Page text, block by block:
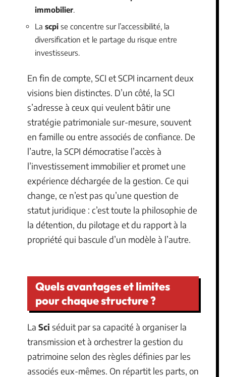
immobilier
La scpi se concentre sur l’accessibilité, la
diversification et le partage du risque entre
investisseurs.
En fin de compte, SCI et SCPI incarnent deux
visions bien distinctes. D’un côté, la SCI
s’adresse à ceux qui veulent bâtir une
stratégie patrimoniale sur-mesure, souvent
en famille ou entre associés de confiance. De
l’autre, la SCPI démocratise l’accès à
l’investissement immobilier et promet une
expérience déchargée de la gestion. Ce qui
change, ce n’est pas qu’une question de
statut juridique : c’est toute la philosophie de
la détention, du pilotage et du rapport à la
propriété qui bascule d’un modèle à l’autre.
Quels avantages et limites
pour chaque structure ?
La Sci séduit par sa capacité à organiser la
transmission et à orchestrer la gestion du
patrimoine selon des règles définies par les
associés eux-mêmes. On répartit les parts, on